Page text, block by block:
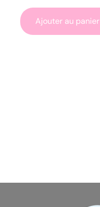
Ajouter au panier